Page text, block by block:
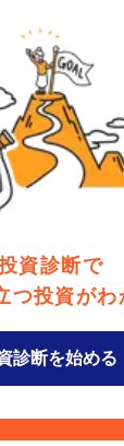
資診断で
つ投資がわ
診断を始める